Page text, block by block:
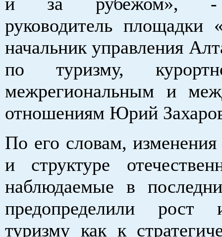
руководитель площадки
начальник управления
по туризму,
межрегиональным и
отношениям Юрий
По его словам,
и структуре
наблюдаемые в
предопределили рост
туризму как к